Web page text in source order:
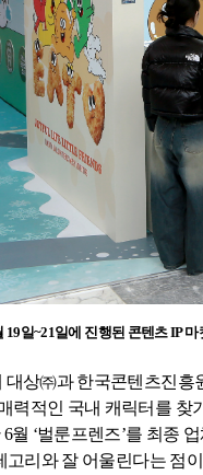
19일~21일에 진행된 콘텐츠IP마
대상㈜과 한국콘텐츠진
력적인 국내 캐릭터를 찾
6월 ‘벌룬프렌즈’를 최종
고리와 잘 어울린다는 점